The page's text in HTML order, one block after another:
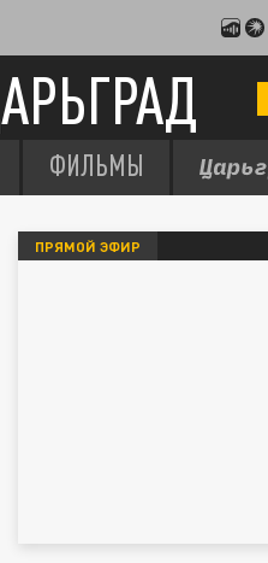
ФИЛЬМЫ
ПРЯМОЙ ЭФИР